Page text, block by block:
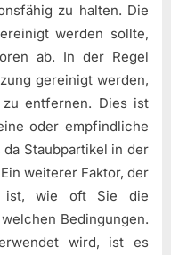
zu halten. Die
werden sollte,
ab. In der Regel
gereinigt werden,
entfernen. Dies ist
oder empfindliche
Staubpartikel in der
weiterer Faktor, der
ist, wie oft Sie die
Bedingungen.
wird, ist es